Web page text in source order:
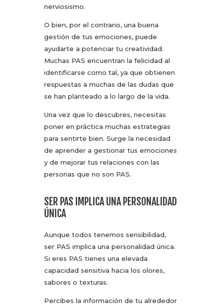
nerviosismo.
O bien, por el contrario, una buena
gestión de tus emociones, puede
ayudarte a potenciar tu creatividad.
Muchas PAS encuentran la felicidad al
identificarse como tal, ya que obtienen
respuestas a muchas de las dudas que
se han planteado a lo largo de la vida.
Una vez que lo descubres, necesitas
poner en práctica muchas estrategias
para sentirte bien. Surge la necesidad
de aprender a gestionar tus emociones
y de mejorar tus relaciones con las
personas que no son PAS.
SER PAS IMPLICA UNA PERSONALIDAD
ÚNICA
Aunque todos tenemos sensibilidad,
ser PAS implica una personalidad única.
Si eres PAS tienes una elevada
capacidad sensitiva hacia los olores,
sabores o texturas.
Percibes la información de tu alrededor